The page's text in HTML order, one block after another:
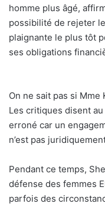
homme plus âgé,
possibilité de rejeter
plaignante le plus tôt
ses obligations
On ne sait pas si
Les critiques disent
erroné car un
n’est pas
Pendant ce temps,
défense des femmes
parfois des